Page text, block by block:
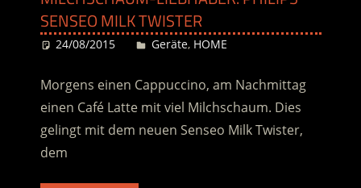
SENSEO MILK TWISTER
24/08/2015 Desiree
Geräte, HOME
Morgens einen Cappuccino, am Nachmittag
einen Café Latte mit viel Milchschaum. Dies
gelingt mit dem neuen Senseo Milk Twister,
dem